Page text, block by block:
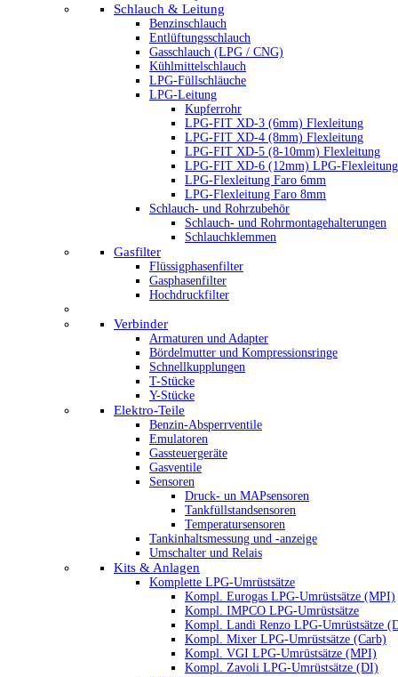
Schlauch & Leitung
Benzinschlauch
Entlüftungsschlauch
Gasschlauch (LPG / CNG)
Kühlmittelschlauch
LPG-Füllschläuche
LPG-Leitung
Kupferrohr
LPG-FIT XD-3 (6mm) Flexleitung
LPG-FIT XD-4 (8mm) Flexleitung
LPG-FIT XD-5 (8-10mm) Flexleitung
LPG-FIT XD-6 (12mm) LPG-Flexleitung
LPG-Flexleitung Faro 6mm
LPG-Flexleitung Faro 8mm
Schlauch- und Rohrzubehör
Schlauch- und Rohrmontagehalterungen
Schlauchklemmen
Gasfilter
Flüssigphasenfilter
Gasphasenfilter
Hochdruckfilter
Verbinder
Armaturen und Adapter
Bördelmutter und Kompressionsringe
Schnellkupplungen
T-Stücke
Y-Stücke
Elektro-Teile
Benzin-Absperrventile
Emulatoren
Gassteuergeräte
Gasventile
Sensoren
Druck- un MAPsensoren
Tankfüllstandsensoren
Temperatursensoren
Tankinhaltsmessung und -anzeige
Umschalter und Relais
Kits & Anlagen
Komplette LPG-Umrüstsätze
Kompl. Eurogas LPG-Umrüstsätze (MPI)
Kompl. IMPCO LPG-Umrüstsätze
Kompl. Landi Renzo LPG-Umrüstsätze
Kompl. Mixer LPG-Umrüstsätze (Carb)
Kompl. VGI LPG-Umrüstsätze (MPI)
Kompl. Zavoli LPG-Umrüstsätze (DI)